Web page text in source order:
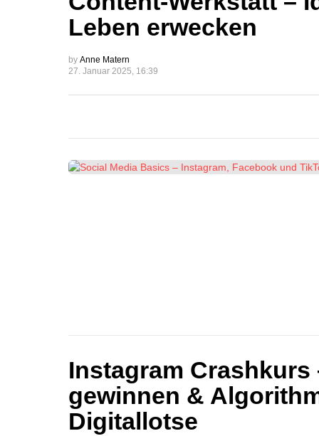
Leben erwecken
by Anne Matern
27. Januar 2025, 16:39
Instagram Crashkurs
gewinnen &
Digitallotse